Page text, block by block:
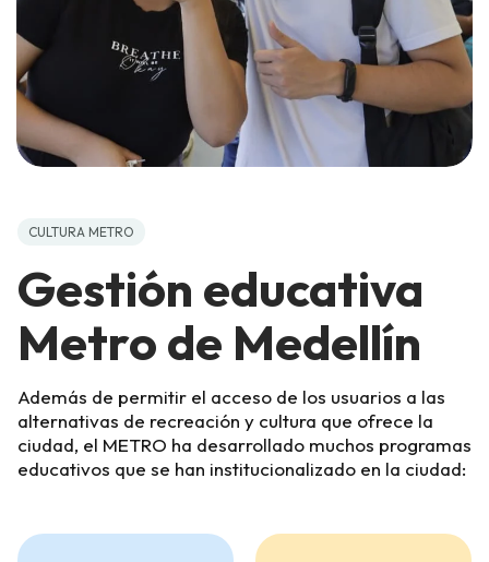
CULTURA METRO
Gestión educativa
Metro de Medellín
Además de permitir el acceso de los usuarios a las
alternativas de recreación y cultura que ofrece la
ciudad, el METRO ha desarrollado muchos programas
educativos que se han institucionalizado en la ciudad: